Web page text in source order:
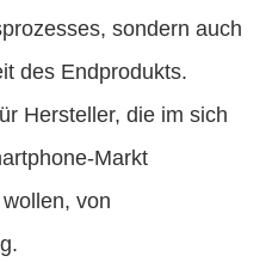
sondern auch
des Endprodukts.
Hersteller, die im sich
Markt
von